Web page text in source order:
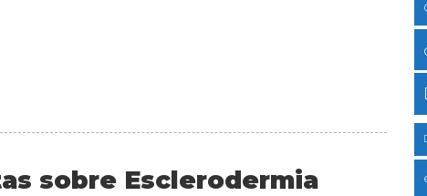
sobre Esclerodermia